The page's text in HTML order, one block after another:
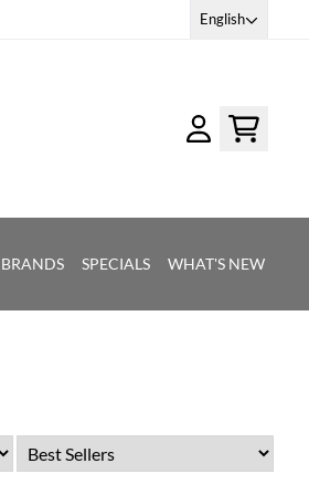
English
BRANDS SPECIALS WHAT'S NEW